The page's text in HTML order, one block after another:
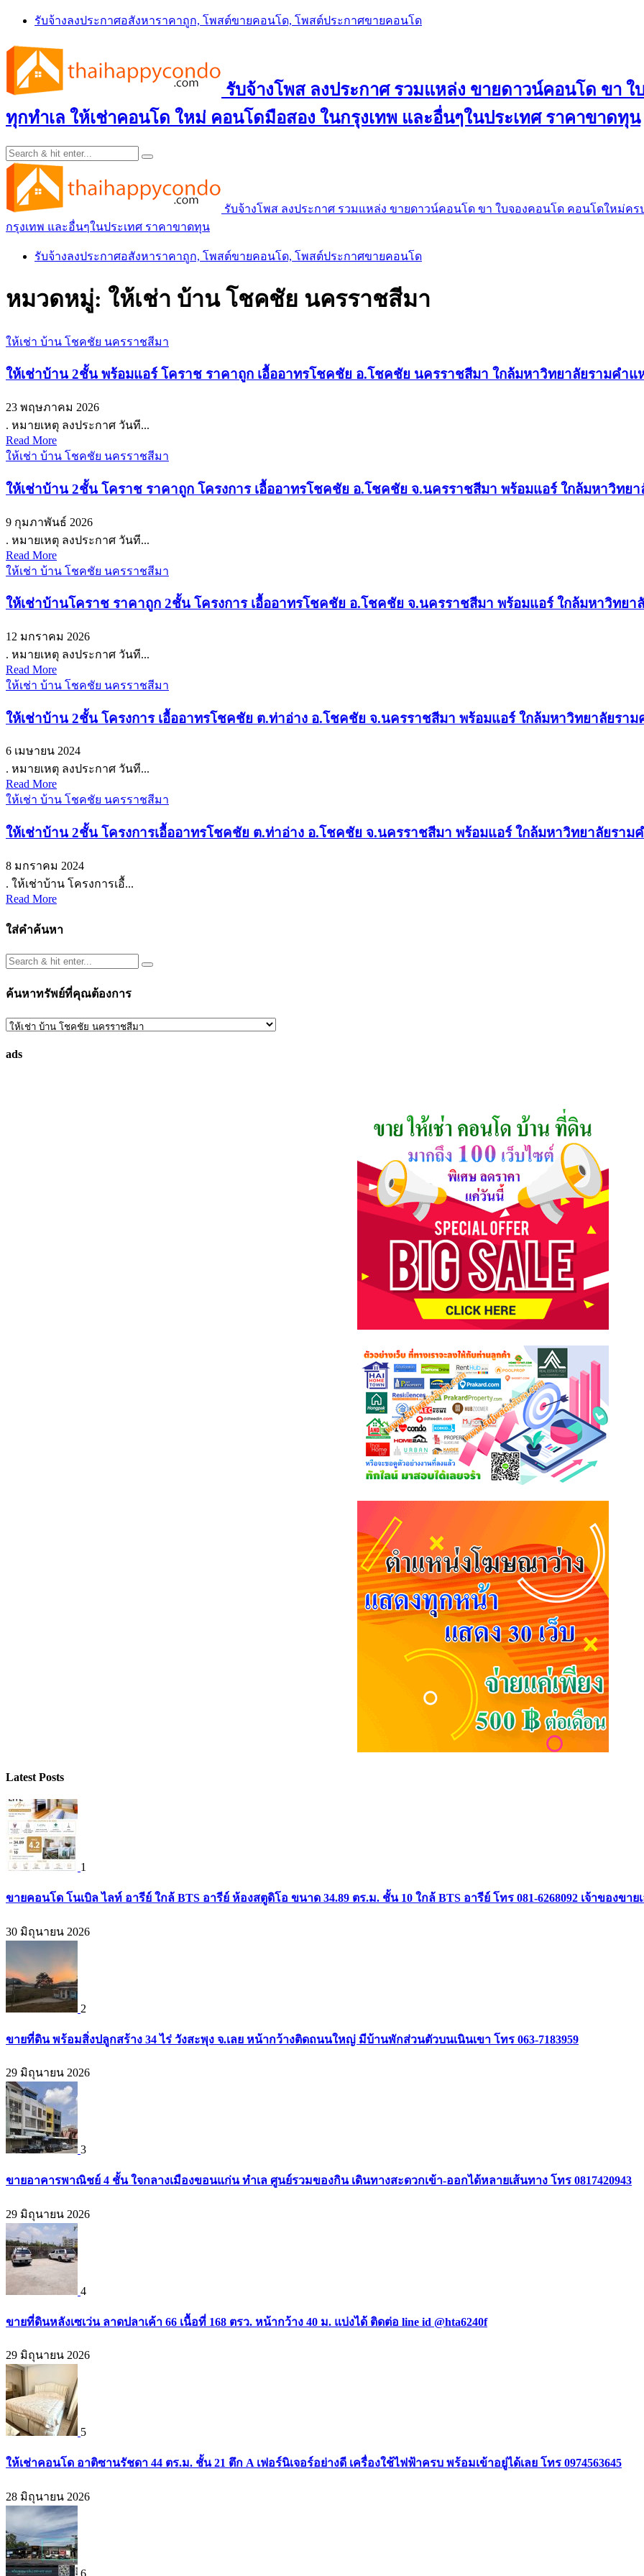
Skip
content
รับจ้างลงประกาศอสังหาราคาถูก, โพสต์ขายคอนโด, โพสต์ประกาศขายคอนโด
รับจ้างโพส ลงประกาศ รวมแหล่ง ขายดาวน์คอนโด ขา
ทุกทำเล ให้เช่าคอนโด ใหม่ คอนโดมือสอง ในกรุงเทพ และอื่นๆในประเทศ ราคาขาดทุน
รับจ้างโพส ลงประกาศ รวมแหล่ง ขายดาวน์คอนโด ขา ใบจองคอนโด คอนโดใหม่ค
กรุงเทพ และอื่นๆในประเทศ ราคาขาดทุน
รับจ้างลงประกาศอสังหาราคาถูก, โพสต์ขายคอนโด, โพสต์ประกาศขายคอนโด
หมวดหมู่: ให้เช่า บ้าน โชคชัย นครราชสีมา
ให้เช่า บ้าน โชคชัย นครราชสีมา
ให้เช่าบ้าน 2ชั้น พร้อมแอร์ โคราช ราคาถูก เอื้ออาทรโชคชัย อ.โชคชัย นครราชสีมา ใกล้มหาวิทยาลัยรามคำแห
23 พฤษภาคม 2026
. หมายเหตุ ลงประกาศ วันที...
Read More
ให้เช่า บ้าน โชคชัย นครราชสีมา
ให้เช่าบ้าน 2ชั้น โคราช ราคาถูก โครงการ เอื้ออาทรโชคชัย อ.โชคชัย จ.นครราชสีมา พร้อมแอร์ ใกล้มหาวิทยา
9 กุมภาพันธ์ 2026
. หมายเหตุ ลงประกาศ วันที...
Read More
ให้เช่า บ้าน โชคชัย นครราชสีมา
ให้เช่าบ้านโคราช ราคาถูก 2ชั้น โครงการ เอื้ออาทรโชคชัย อ.โชคชัย จ.นครราชสีมา พร้อมแอร์ ใกล้มหาวิทยา
12 มกราคม 2026
. หมายเหตุ ลงประกาศ วันที...
Read More
ให้เช่า บ้าน โชคชัย นครราชสีมา
ให้เช่าบ้าน 2ชั้น โครงการ เอื้ออาทรโชคชัย ต.ท่าอ่าง อ.โชคชัย จ.นครราชสีมา พร้อมแอร์ ใกล้มหาวิทยาลัยราม
6 เมษายน 2024
. หมายเหตุ ลงประกาศ วันที...
Read More
ให้เช่า บ้าน โชคชัย นครราชสีมา
ให้เช่าบ้าน 2ชั้น โครงการเอื้ออาทรโชคชัย ต.ท่าอ่าง อ.โชคชัย จ.นครราชสีมา พร้อมแอร์ ใกล้มหาวิทยาลัยรามค
8 มกราคม 2024
. ให้เช่าบ้าน โครงการเอื้...
Read More
ใส่คำค้นหา
ค้นหาทรัพย์ที่คุณต้องการ
ค้นหา
ที่
ads
Latest Posts
1
ขายคอนโด โนเบิล ไลท์ อารีย์ ใกล้ BTS อารีย์ ห้องสตูดิโอ ขนาด 34.89 ตร.ม. ชั้น 10 ใกล้ BTS อารีย์ โทร 081-6268092 เจ้าของขาย
30 มิถุนายน 2026
2
ขายที่ดิน พร้อมสิ่งปลูกสร้าง 34 ไร่ วังสะพุง จ.เลย หน้ากว้างติดถนนใหญ่ มีบ้านพักส่วนตัวบนเนินเขา โทร 063-7183959
29 มิถุนายน 2026
3
ขายอาคารพาณิชย์ 4 ชั้น ใจกลางเมืองขอนแก่น ทำเล ศูนย์รวมของกิน เดินทางสะดวกเข้า-ออกได้หลายเส้นทาง โทร 0817420943
29 มิถุนายน 2026
4
ขายที่ดินหลังเซเว่น ลาดปลาเค้า 66 เนื้อที่ 168 ตรว. หน้ากว้าง 40 ม. แบ่งได้ ติดต่อ line id @hta6240f
29 มิถุนายน 2026
5
ให้เช่าคอนโด อาติซานรัชดา 44 ตร.ม. ชั้น 21 ตึก A เฟอร์นิเจอร์อย่างดี เครื่องใช้ไฟฟ้าครบ พร้อมเข้าอยู่ได้เลย โทร 0974563645
28 มิถุนายน 2026
6